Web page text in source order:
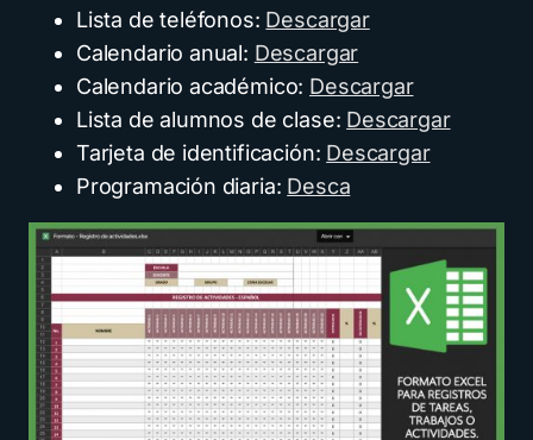
Lista de teléfonos: Descargar
Calendario anual: Descargar
Calendario académico: Descargar
Lista de alumnos de clase: Descargar
Tarjeta de identificación: Descargar
Programación diaria: Desca